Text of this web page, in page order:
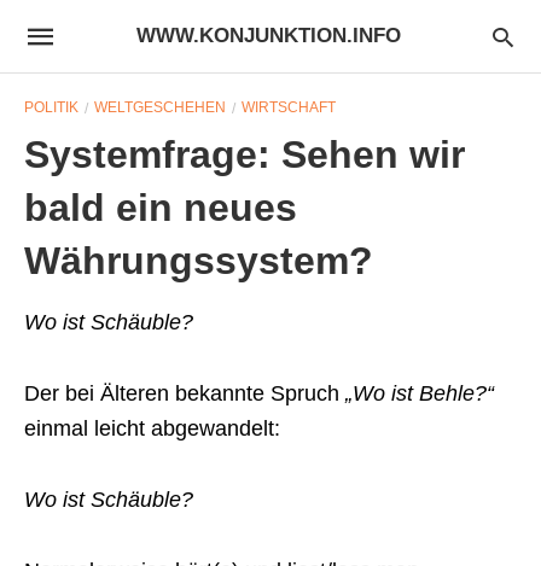
WWW.KONJUNKTION.INFO
POLITIK WELTGESCHEHEN WIRTSCHAFT
Systemfrage: Sehen wir
bald ein neues
Währungssystem?
Wo ist Schäuble?
Der bei Älteren bekannte Spruch „Wo ist Behle?“
einmal leicht abgewandelt:
Wo ist Schäuble?